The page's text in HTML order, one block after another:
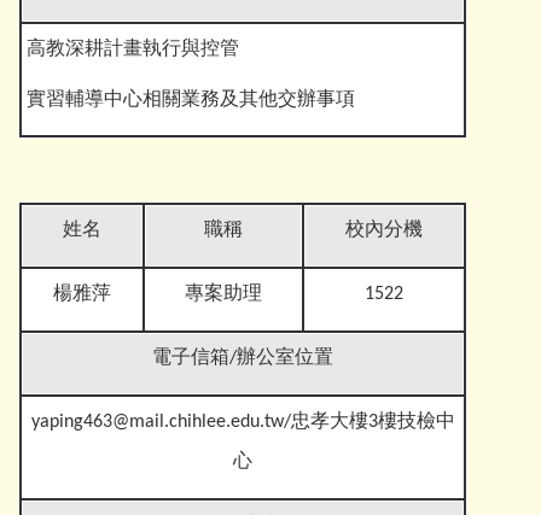
高教深耕計畫執行與控管
實習輔導中心相關業務及其他交辦事項
姓名 職稱 校內分機
楊雅萍 專案助理 1522
電子信箱/辦公室位置
yaping463@mail.chihlee.edu.tw/忠孝大樓3樓技檢中
心